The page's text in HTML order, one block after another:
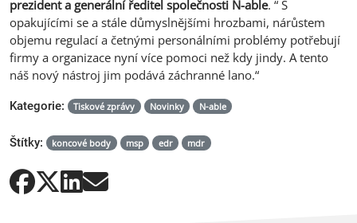
prezident a generální ředitel společnosti N-able. “ S
opakujícími se a stále důmyslnějšími hrozbami, nárůstem
objemu regulací a četnými personálními problémy potřebují
firmy a organizace nyní více pomoci než kdy jindy. A tento
náš nový nástroj jim podává záchranné lano.“
Kategorie: Tiskové zprávy Novinky N-able
Štítky: koncové body msp edr mdr